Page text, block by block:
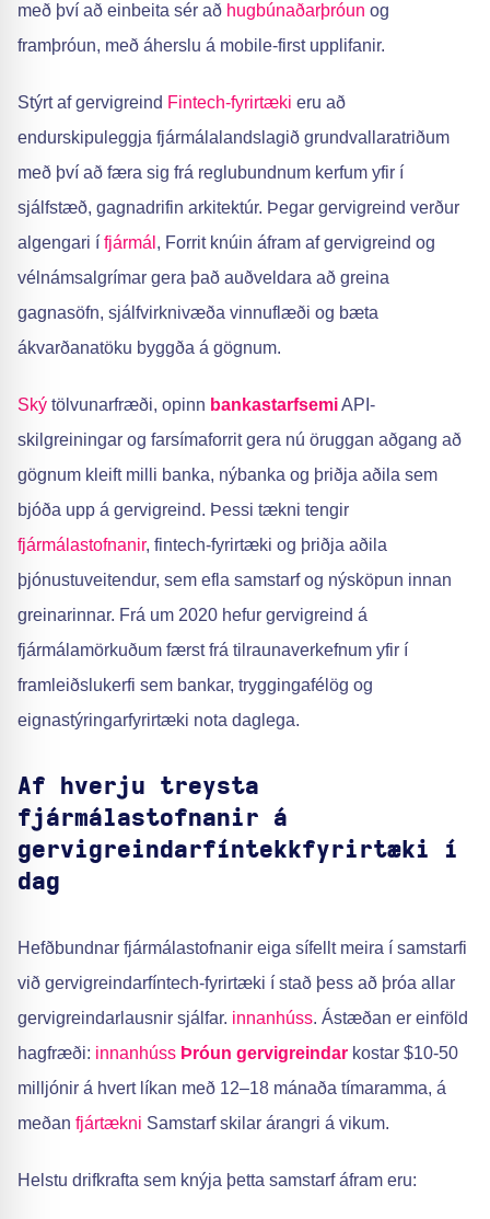
með því að einbeita sér að hugbúnaðarþróun og
framþróun, með áherslu á mobile-first upplifanir.
Stýrt af gervigreind Fintech-fyrirtæki eru að
endurskipuleggja fjármálalandslagið grundvallaratriðum
með því að færa sig frá reglubundnum kerfum yfir í
sjálfstæð, gagnadrifin arkitektúr. Þegar gervigreind verður
algengari í fjármál , Forrit knúin áfram af gervigreind og
vélnámsalgrímar gera það auðveldara að greina
gagnasöfn, sjálfvirknivæða vinnuflæði og bæta
ákvarðanatöku byggða á gögnum.
Ský tölvunarfræði, opinn bankastarfsemiAPI-
skilgreiningar og farsímaforrit gera nú öruggan aðgang að
gögnum kleift milli banka, nýbanka og þriðja aðila sem
bjóða upp á gervigreind. Þessi tækni tengir
fjármálastofnanir, fintech-fyrirtæki og þriðja aðila
þjónustuveitendur, sem efla samstarf og nýsköpun innan
greinarinnar. Frá um 2020 hefur gervigreind á
fjármálamörkuðum færst frá tilraunaverkefnum yfir í
framleiðslukerfi sem bankar, tryggingafélög og
eignastýringarfyrirtæki nota daglega.
Af hverju treysta
fjármálastofnanir á
gervigreindarfíntekkfyrirtæki í
dag
Hefðbundnar fjármálastofnanir eiga sífellt meira í samstarfi
við gervigreindarfíntech-fyrirtæki í stað þess að þróa allar
gervigreindarlausnir sjálfar. innanhúss. Ástæðan er einföld
hagfræði: innanhúss Þróun gervigreindar kostar $10-50
milljónir á hvert líkan með 12–18 mánaða tímaramma, á
meðan fjártækni Samstarf skilar árangri á vikum.
Helstu drifkrafta sem knýja þetta samstarf áfram eru: